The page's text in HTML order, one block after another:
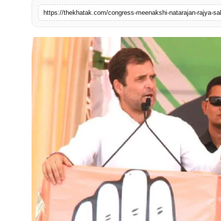
लाइफस्टाइल